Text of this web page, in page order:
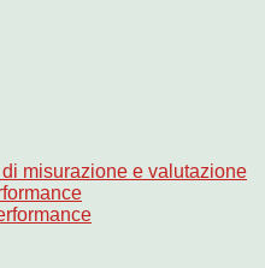
misurazione e valutazione